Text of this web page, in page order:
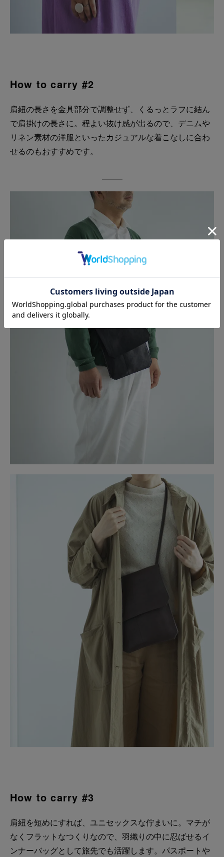
How to carry #2
肩紐の長さを金具部分で調整せず、くるっとラフに結ん
で肩掛けの長さに。程よい抜け感が出るので、デニムや
リネン素材の洋服といったカジュアルな着こなしに合わ
せるのもおすすめです。
How to carry #3
肩紐を短めにすれば、ユニセックスな佇まいに。マチが
なくフラットなつくりなので、羽織りの中に忍ばせるイ
ンナーバッグとして旅先でも活躍します。パスポートや